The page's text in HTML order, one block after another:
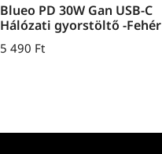
Blueo PD 30W Gan USB-C
Hálózati gyorstöltő -Fehér
5 490 Ft